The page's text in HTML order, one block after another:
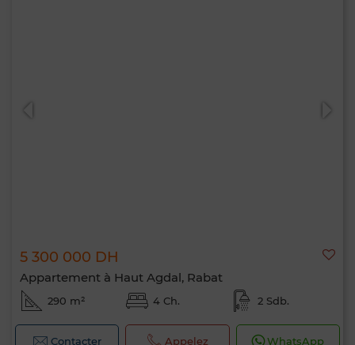
5 300 000 DH
Appartement à Haut Agdal, Rabat
290 m² 4 Ch. 2 Sdb.
Contacter Appelez WhatsApp